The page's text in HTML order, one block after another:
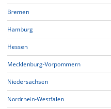
Bremen
Hamburg
Hessen
Mecklenburg-Vorpommern
Niedersachsen
Nordrhein-Westfalen